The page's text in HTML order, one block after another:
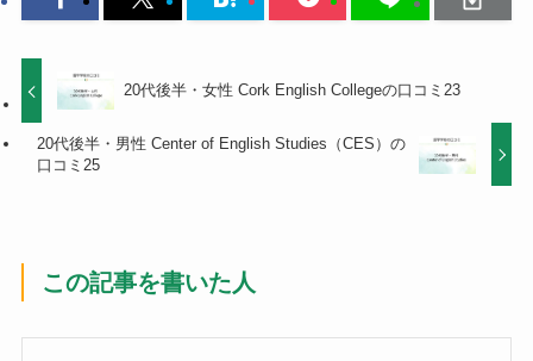
20代後半・女性 Cork English Collegeの口コミ23
20代後半・男性 Center of English Studies（CES）の
口コミ25
この記事を書いた人